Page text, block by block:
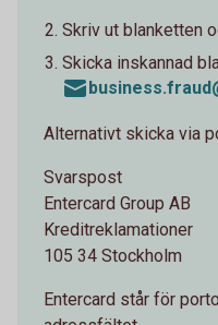
Skriv ut blanketten
Skicka inskannad
Alternativt skicka via
Svarspost
Entercard Group AB
Kreditreklamationer
105 34 Stockholm
Entercard står för